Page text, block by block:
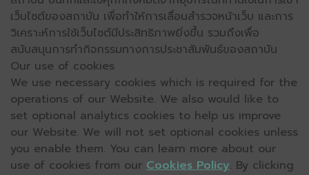
เว็บไซต์ของสถาบัน เพื่อทำให้การเลื่อนสำรวจหน้าเว็บ และการ
วิเคราะห์การใช้เว็บไซต์มีประสิทธิภาพยิ่งขึ้น รวมถึงเพื่อ
สนับสนุนการทำกิจกรรมทางการประชาสัมพันธ์ของสถาบัน
Our use of cookies
We use necessary cookies which is required for the
operations of our Website. We also would like to
set optional analytics cookies to help us improve
our Website. We will not set optional cookies unless
you enable them. You can learn more about our
use of cookies from our Cookies Policy. By clicking